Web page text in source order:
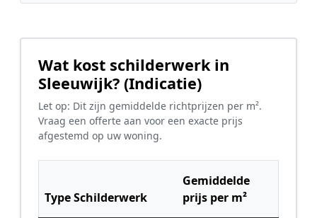
Wat kost schilderwerk in
Sleeuwijk? (Indicatie)
Let op: Dit zijn gemiddelde richtprijzen per m².
Vraag een offerte aan voor een exacte prijs
afgestemd op uw woning.
Type Schilderwerk
Gemiddelde
prijs per m²